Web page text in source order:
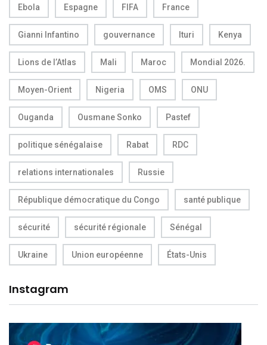
Ebola Espagne FIFA France
Gianni Infantino gouvernance Ituri Kenya
Lions de l’Atlas Mali Maroc Mondial 2026.
Moyen-Orient Nigeria OMS ONU
Ouganda Ousmane Sonko Pastef
politique sénégalaise Rabat RDC
relations internationales Russie
République démocratique du Congo santé publique
sécurité sécurité régionale Sénégal
Ukraine Union européenne États-Unis
Instagram